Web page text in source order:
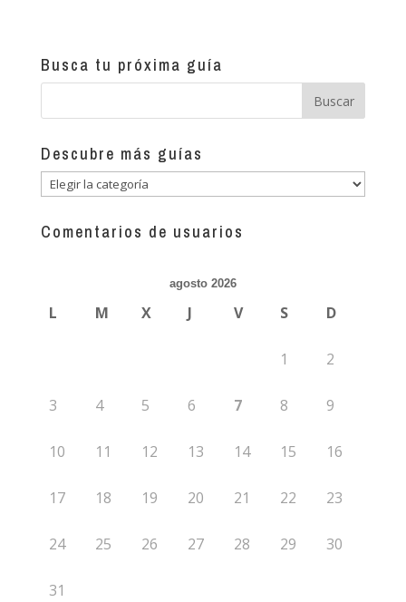
Busca tu próxima guía
Descubre más guías
Descubre
guías
Comentarios de usuarios
agosto 2026
L M X J V S D
1 2
3 4 5 6 7 8 9
10 11 12 13 14 15 16
17 18 19 20 21 22 23
24 25 26 27 28 29 30
31